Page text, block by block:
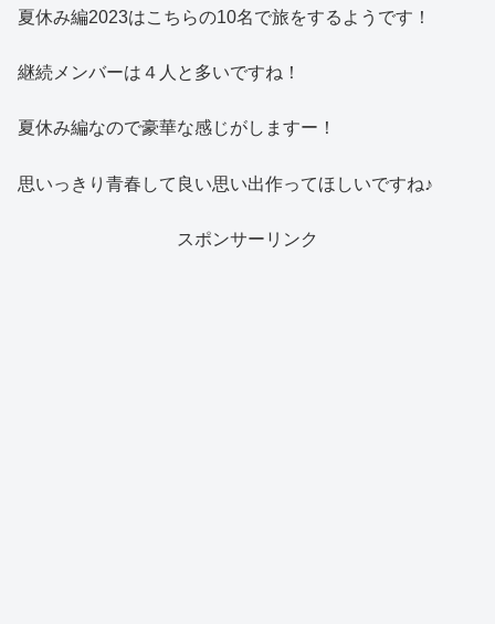
夏休み編2023はこちらの10名で旅をするようです！
継続メンバーは４人と多いですね！
夏休み編なので豪華な感じがしますー！
思いっきり青春して良い思い出作ってほしいですね♪
スポンサーリンク